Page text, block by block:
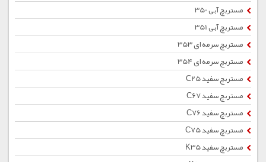
مستربچ آبی 350
مستربچ آبی 351
مستربچ سرمه ای 353
مستربچ سرمه ای 354
مستربچ سفید C25
مستربچ سفید C67
مستربچ سفید C76
مستربچ سفید C75
مستربچ سفید K35